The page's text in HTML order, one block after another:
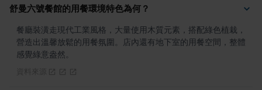
舒曼六號餐館的用餐環境特色為何？
餐廳裝潢走現代工業風格，大量使用木質元素，搭配綠色植栽，
營造出溫馨放鬆的用餐氛圍。店內還有地下室的用餐空間，整體
感覺綠意盎然。